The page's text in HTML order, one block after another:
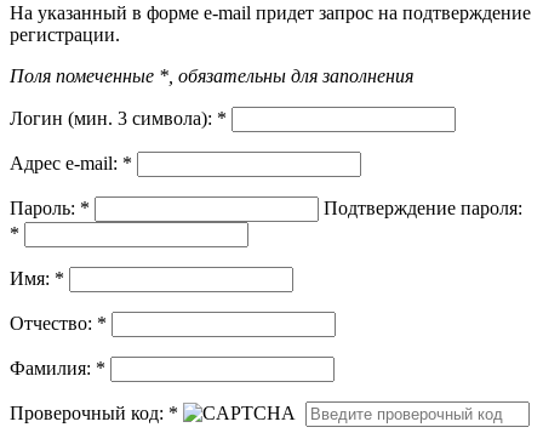
На указанный в форме e-mail придет запрос на подтверждение
регистрации.
Поля помеченные *, обязательны для заполнения
Логин (мин. 3 символа): *
Адрес e-mail: *
Пароль: *
Подтверждение пароля:
*
Имя: *
Отчество: *
Фамилия: *
Проверочный код: *